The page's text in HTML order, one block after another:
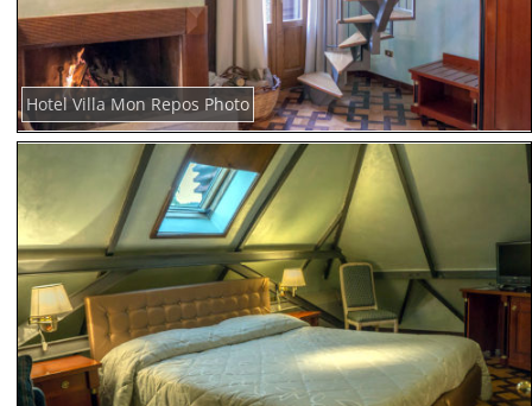
Hotel Villa Mon Repos Photo